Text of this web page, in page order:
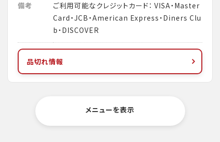
備考
ご利用可能なクレジットカード： VISA・Master
Card・JCB・American Express・Diners Clu
b・DISCOVER
品切れ情報
メニューを表示